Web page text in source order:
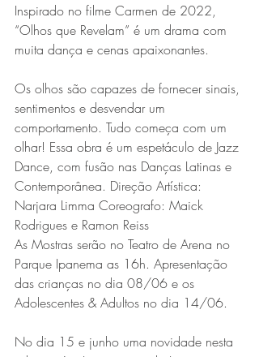
Inspirado no filme Carmen de 2022,
“Olhos que Revelam” é um drama com
muita dança e cenas apaixonantes.
Os olhos são capazes de fornecer sinais,
sentimentos e desvendar um
comportamento. Tudo começa com um
olhar! Essa obra é um espetáculo de Jazz
Dance, com fusão nas Danças Latinas e
Contemporânea. Direção Artística:
Narjara Limma Coreografo: Maick
Rodrigues e Ramon Reiss
As Mostras serão no Teatro de Arena no
Parque Ipanema as 16h. Apresentação
das crianças no dia 08/06 e os
Adolescentes & Adultos no dia 14/06.
No dia 15 e junho uma novidade nesta